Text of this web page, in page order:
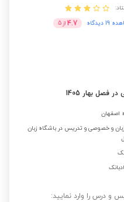
دیدگاه
4.7 از 5
فصل بهار 1405
اصفهان
و خصوصی و تدریس در باشگاه زبان
و درس را وارد نمایید: